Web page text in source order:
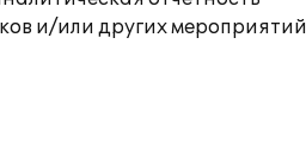
и/или других мероприятий